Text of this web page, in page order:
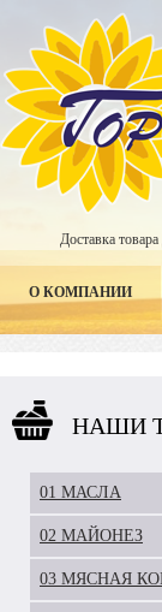
Доставка
О КОМПАНИИ
НАШИ
01 МАСЛА
02 МАЙОНЕЗ
03 МЯСНАЯ